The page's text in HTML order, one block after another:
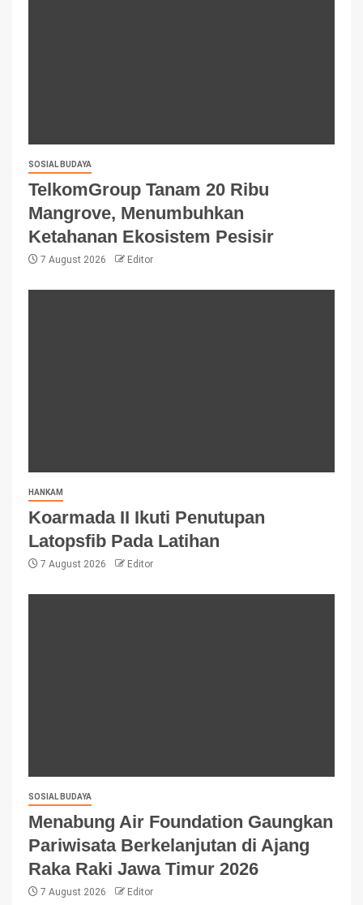
SOSIAL BUDAYA
TelkomGroup Tanam 20 Ribu
Mangrove, Menumbuhkan
Ketahanan Ekosistem Pesisir
7 August 2026 Editor
HANKAM
Koarmada II Ikuti Penutupan
Latopsfib Pada Latihan
7 August 2026 Editor
SOSIAL BUDAYA
Menabung Air Foundation Gaungkan
Pariwisata Berkelanjutan di Ajang
Raka Raki Jawa Timur 2026
7 August 2026 Editor